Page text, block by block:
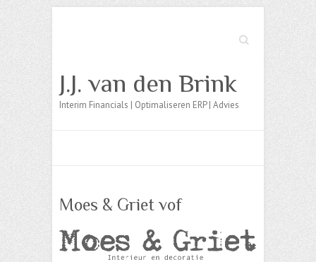
Zoek
J.J. van den Brink
Interim Financials | Optimaliseren ERP | Advies
Moes & Griet vof